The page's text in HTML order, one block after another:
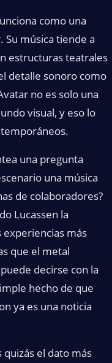
como una
música tiende a
estructuras teatrales
detalle sonoro como
no es solo una
visual, y eso lo
una pregunta
una música
de colaboradores?
Lucassen la
experiencias más
que el metal
decirse con la
hecho de que
ya es una noticia
quizás el dato más